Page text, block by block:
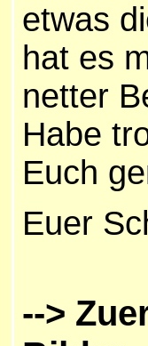
etwas
hat es
netter
Habe
Euch
Euer
-->